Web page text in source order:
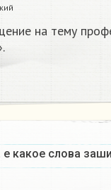
на тему
е какое слова